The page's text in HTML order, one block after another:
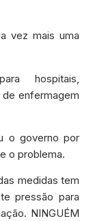
vez mais uma
hospitais,
enfermagem
o governo por
o problema.
medidas tem
pressão para
NINGUÉM